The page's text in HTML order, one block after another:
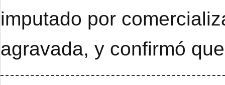
imputado por
agravada, y confirmó